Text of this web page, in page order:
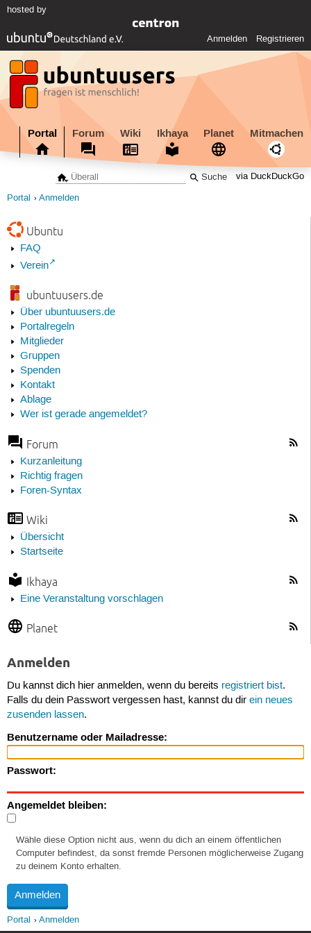
hosted by
Anmelden Registrieren
Portal Forum Wiki Ikhaya Planet Mitmachen
via DuckDuckGo
Portal Anmelden
Ubuntu
FAQ
Verein
ubuntuusers.de
Über ubuntuusers.de
Portalregeln
Mitglieder
Gruppen
Spenden
Kontakt
Ablage
Wer ist gerade angemeldet?
Forum
Kurzanleitung
Richtig fragen
Foren-Syntax
Wiki
Übersicht
Startseite
Ikhaya
Eine Veranstaltung vorschlagen
Planet
Anmelden
Du kannst dich hier anmelden, wenn du bereits registriert bist.
Falls du dein Passwort vergessen hast, kannst du dir ein neues
zusenden lassen.
Benutzername oder Mailadresse:
Passwort:
Angemeldet bleiben:
Wähle diese Option nicht aus, wenn du dich an einem öffentlichen
Computer befindest, da sonst fremde Personen möglicherweise Zugang
zu deinem Konto erhalten.
Portal Anmelden